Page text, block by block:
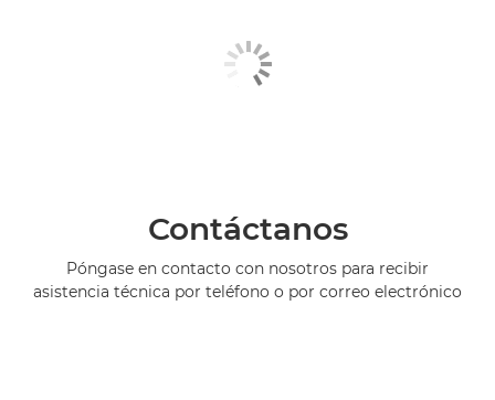
Contáctanos
Póngase en contacto con nosotros para recibir
asistencia técnica por teléfono o por correo electrónico